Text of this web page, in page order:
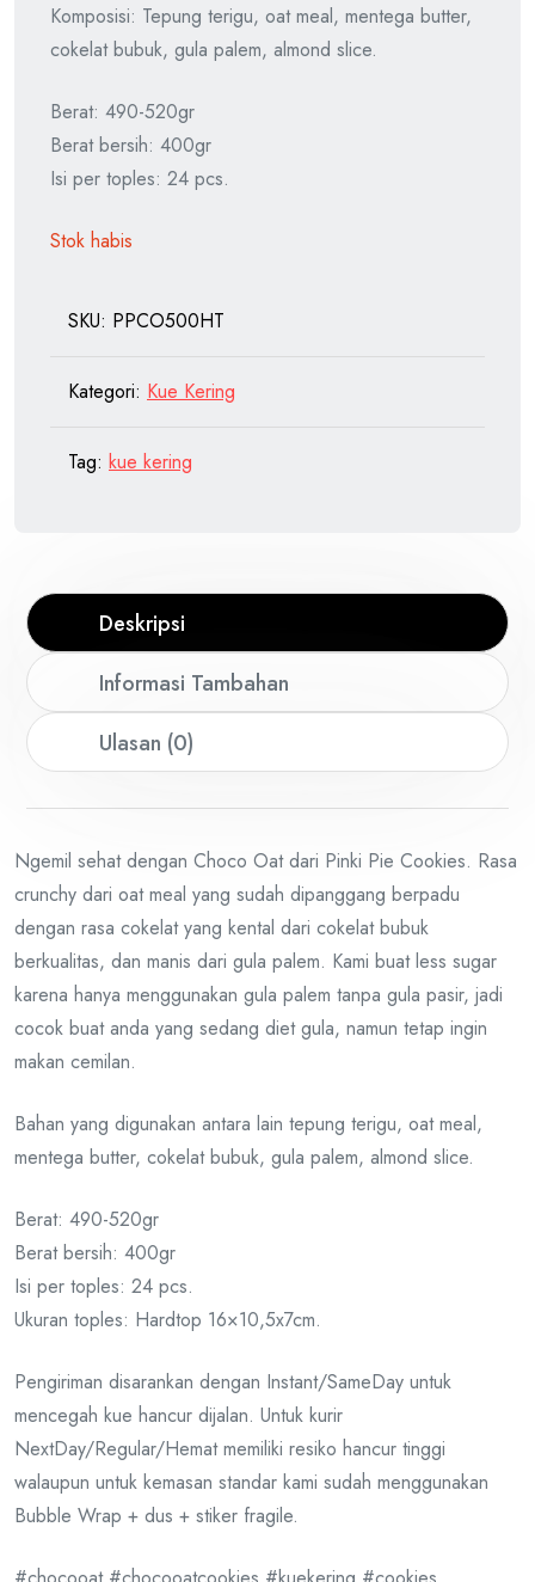
adalah:
Rp74.750.
ini
adalah:
Komposisi: Tepung terigu, oat meal, mentega butter,
cokelat bubuk, gula palem, almond slice.
Berat: 490-520gr
Berat bersih: 400gr
Isi per toples: 24 pcs.
Stok habis
SKU: PPCO500HT
Kategori: Kue Kering
Tag: kue kering
Deskripsi
Informasi Tambahan
Ulasan (0)
Ngemil sehat dengan Choco Oat dari Pinki Pie Cookies. Rasa
crunchy dari oat meal yang sudah dipanggang berpadu
dengan rasa cokelat yang kental dari cokelat bubuk
berkualitas, dan manis dari gula palem. Kami buat less sugar
karena hanya menggunakan gula palem tanpa gula pasir, jadi
cocok buat anda yang sedang diet gula, namun tetap ingin
makan cemilan.
Bahan yang digunakan antara lain tepung terigu, oat meal,
mentega butter, cokelat bubuk, gula palem, almond slice.
Berat: 490-520gr
Berat bersih: 400gr
Isi per toples: 24 pcs.
Ukuran toples: Hardtop 16×10,5x7cm.
Pengiriman disarankan dengan Instant/SameDay untuk
mencegah kue hancur dijalan. Untuk kurir
NextDay/Regular/Hemat memiliki resiko hancur tinggi
walaupun untuk kemasan standar kami sudah menggunakan
Bubble Wrap + dus + stiker fragile.